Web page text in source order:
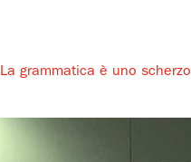
La grammatica è uno scherzo